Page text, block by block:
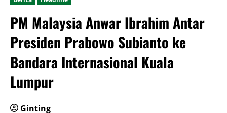
PM Malaysia Anwar Ibrahim Antar
Presiden Prabowo Subianto ke
Bandara Internasional Kuala
Lumpur
Ginting